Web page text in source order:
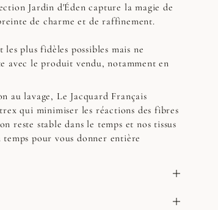
Jardin d'Éden capture la magie de
de charme et de raffinement.
les plus fidèles possibles mais ne
avec le produit vendu, notamment en
au lavage, Le Jacquard Français
qui minimiser les réactions des fibres
reste stable dans le temps et nos tissus
pour vous donner entière